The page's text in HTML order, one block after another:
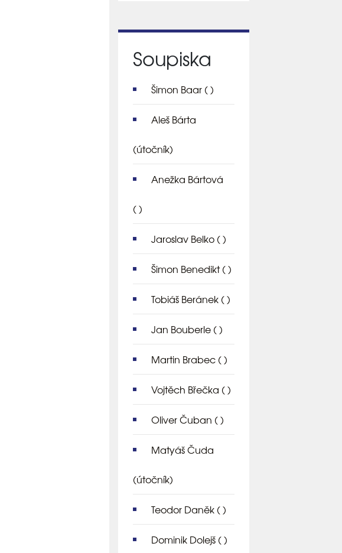
Soupiska
Šimon Baar ( )
Aleš Bárta
(útočník)
Anežka Bártová
( )
Jaroslav Belko ( )
Šimon Benedikt( )
Tobiáš Beránek ( )
Jan Bouberle ( )
Martin Brabec ( )
Vojtěch Břečka ( )
Oliver Čuban ( )
Matyáš Čuda
(útočník)
Teodor Daněk ( )
Dominik Dolejš ( )